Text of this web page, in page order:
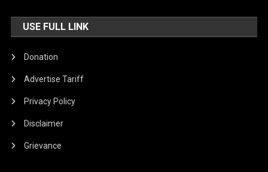
USE FULL LINK
Donation
Advertise Tariff
Privacy Policy
Disclaimer
Grievance